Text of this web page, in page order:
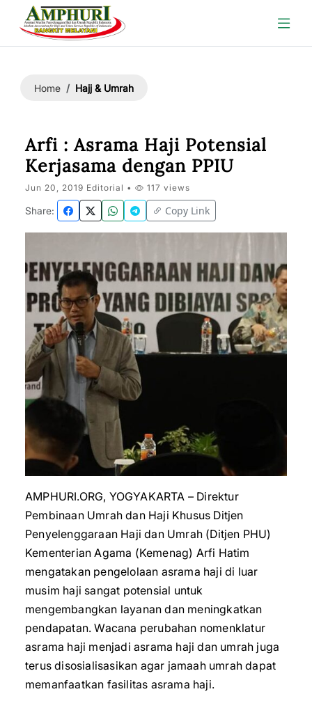
Home Hajj & Umrah
Arfi : Asrama Haji Potensial
Kerjasama dengan PPIU
Jun 20, 2019 Editorial • 117 views
Share: Copy Link
AMPHURI.ORG, YOGYAKARTA – Direktur
Pembinaan Umrah dan Haji Khusus Ditjen
Penyelenggaraan Haji dan Umrah (Ditjen PHU)
Kementerian Agama (Kemenag) Arfi Hatim
mengatakan pengelolaan asrama haji di luar
musim haji sangat potensial untuk
mengembangkan layanan dan meningkatkan
pendapatan. Wacana perubahan nomenklatur
asrama haji menjadi asrama haji dan umrah juga
terus disosialisasikan agar jamaah umrah dapat
memanfaatkan fasilitas asrama haji.